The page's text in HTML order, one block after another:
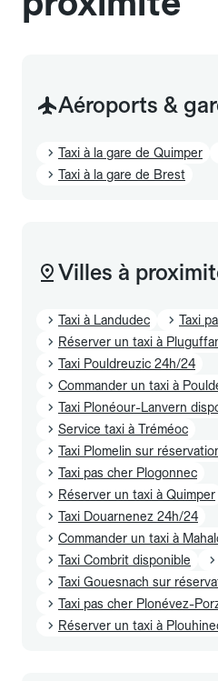
Aéroports &
Taxi à la gare de Quimper
Taxi à la gare de Brest
Villes à
Taxi à Landudec
Taxi
Réserver un taxi à
Taxi Pouldreuzic 24h/24
Commander un taxi à
Taxi Plonéour-Lanvern
Service taxi à Tréméoc
Taxi Plomelin sur
Taxi pas cher Plogonnec
Réserver un taxi à Quimper
Taxi Douarnenez 24h/24
Commander un taxi à
Taxi Combrit disponible
Taxi Gouesnach sur
Taxi pas cher Plonévez-
Réserver un taxi à